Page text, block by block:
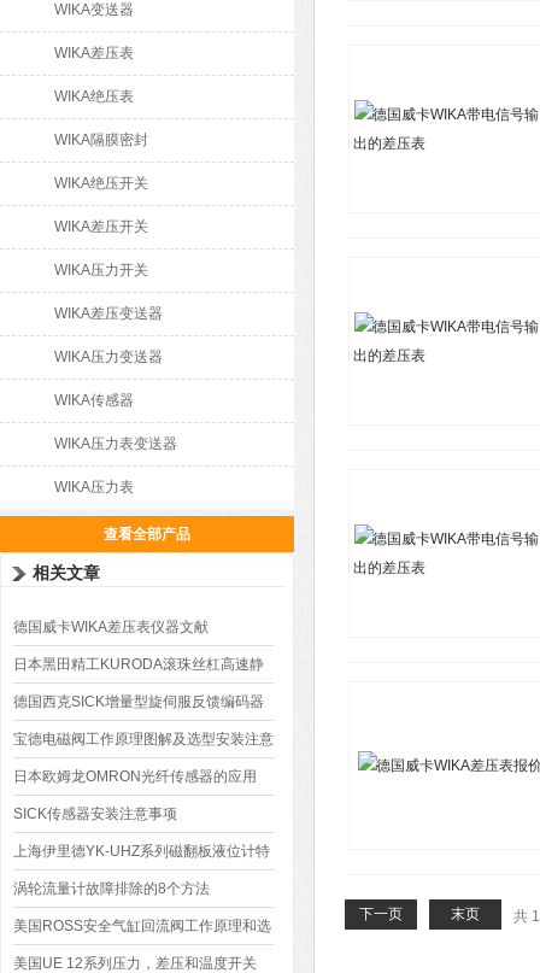
WIKA变送器
WIKA差压表
WIKA绝压表
WIKA隔膜密封
WIKA绝压开关
WIKA差压开关
WIKA压力开关
WIKA差压变送器
WIKA压力变送器
WIKA传感器
WIKA压力表变送器
WIKA压力表
查看全部产品
相关文章
德国威卡WIKA差压表仪器文献
日本黑田精工KURODA滚珠丝杠高速静
音F系列*
德国西克SICK增量型旋伺服反馈编码器
报价
宝德电磁阀工作原理图解及选型安装注意
事项
日本欧姆龙OMRON光纤传感器的应用
SICK传感器安装注意事项
上海伊里德YK-UHZ系列磁翻板液位计特
点
涡轮流量计故障排除的8个方法
美国ROSS安全气缸回流阀工作原理和选
用规则
美国UE 12系列压力，差压和温度开关
共
下一页 末页